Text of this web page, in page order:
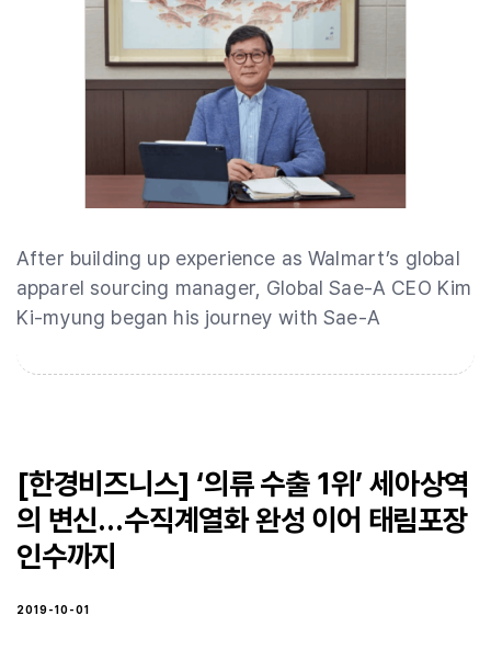
After building up experience as Walmart’s global
apparel sourcing manager, Global Sae-A CEO Kim
Ki-myung began his journey with Sae-A
[한경비즈니스] ‘의류 수출 1위’ 세아상역
의 변신…수직계열화 완성 이어 태림포장
인수까지
2019-10-01